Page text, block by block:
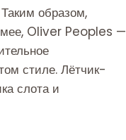
образом,
Oliver Peoples —
стиле. Лётчик-
слота и